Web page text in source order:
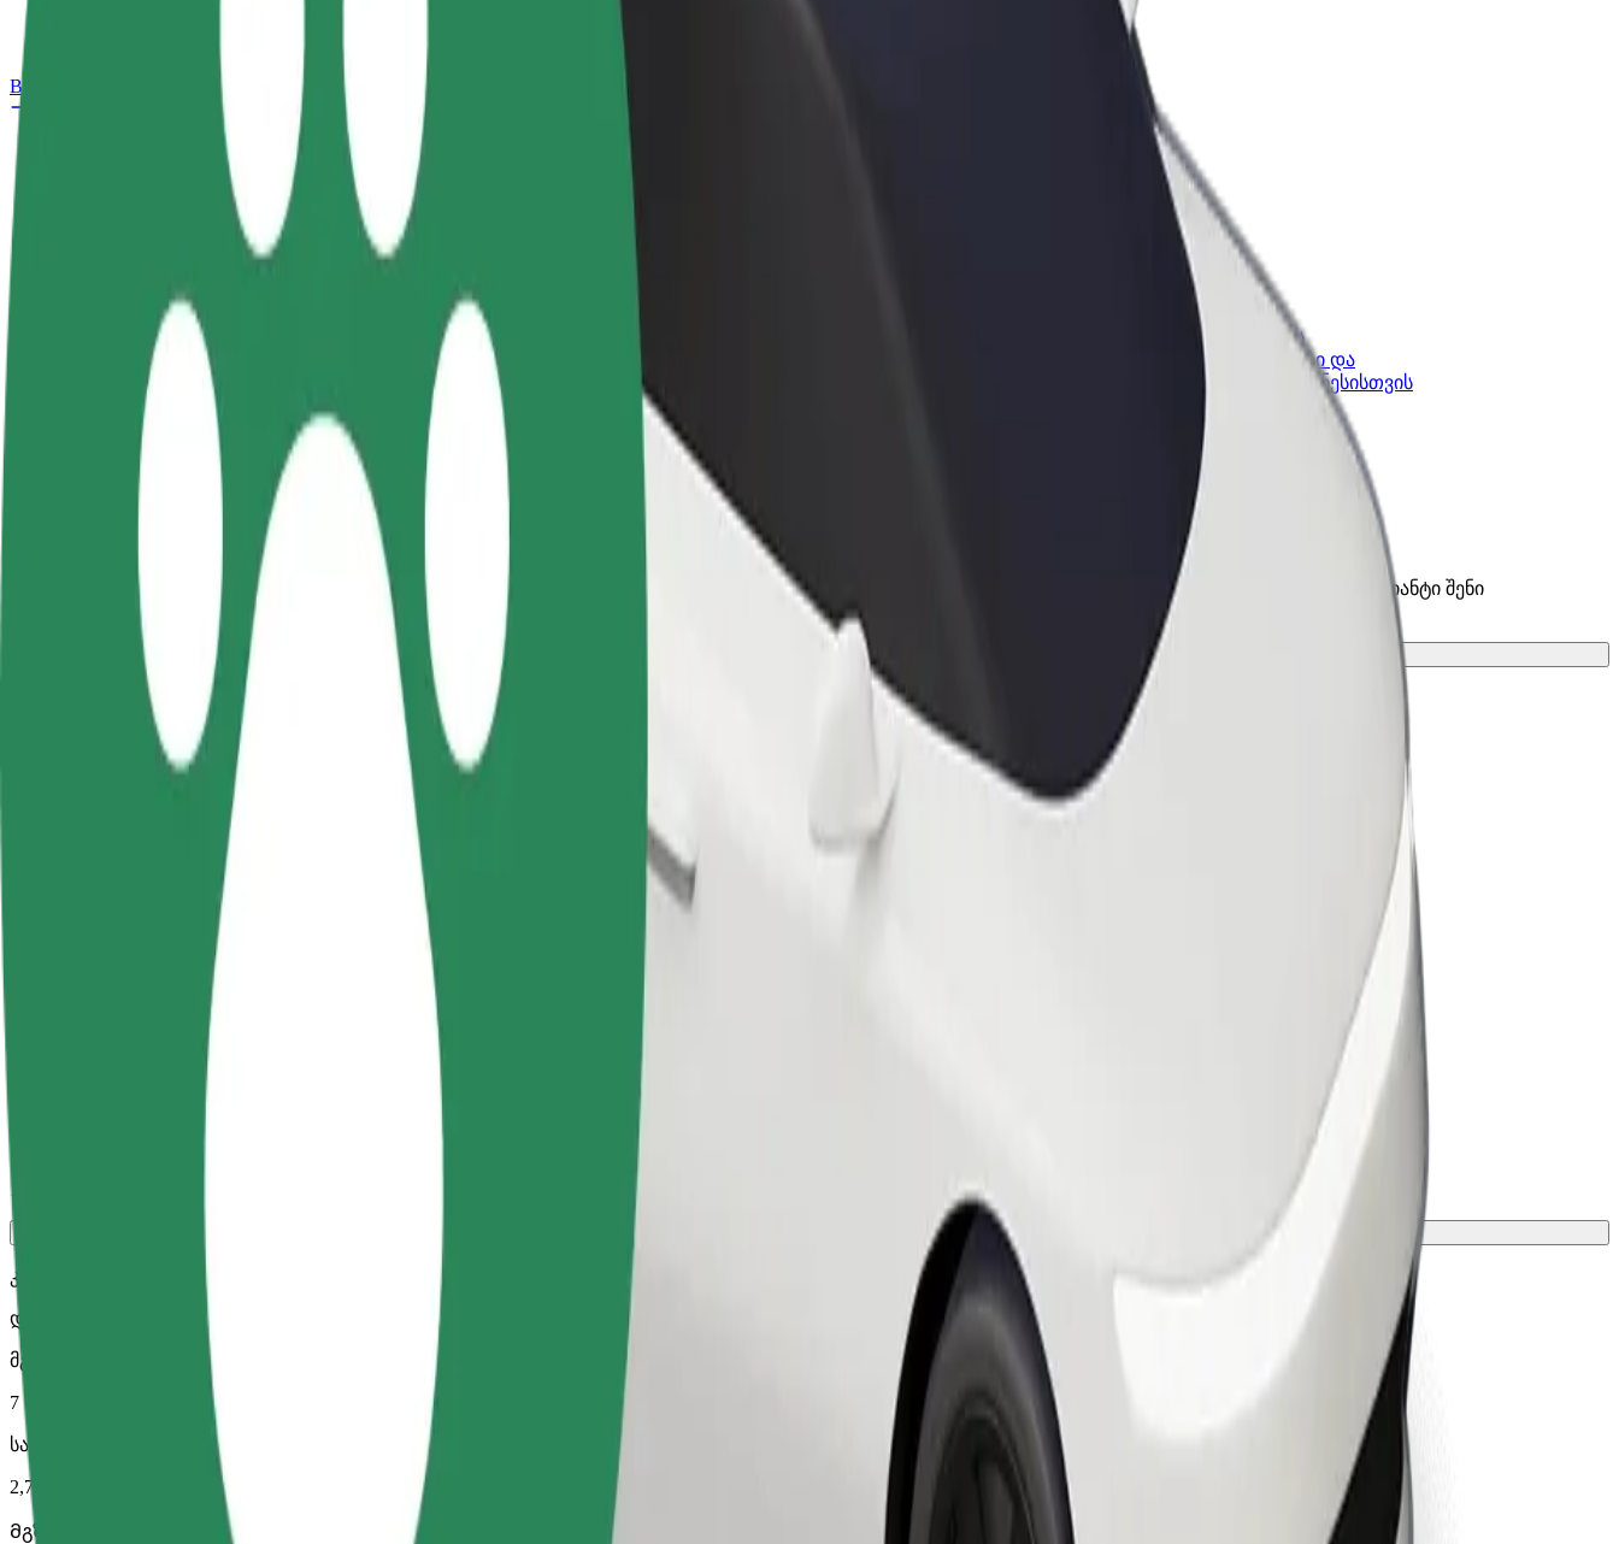
Bolt Plus
როგორ გავხდე გამომწერი
პარტნიორი
საკუთარი
გრაფიკით
შეასრულე შეკვეთები და გამოიმუშვე
თანხა ყოველკვირეულად
მოიზიდე მეტი მომხმარებელი
და გაზარდე გაყიდვები
Bolt ბიზნესისთვის
Bolt-ის პროდუქტები და
სერვისები, შენი ბიზნესისთვის
როგორ მივიდეთ Dworzec tymczasowy Olsztyn Główny დან Szpital Wojewódzki მდე
Dworzec tymczasowy Olsztyn Główny დან Szpital Wojewódzki მდე გადაადგილების საუკეთესო გზას ეძებ? აღმოაჩინე ჩვენი სერვისები და იპოვე საუკეთესო ვარიანტი შენი
მგზავრობისთვის.
გადმოწერე აპლიკაცია
Dworzec tymczasowy Olsztyn Główny
Szpital Wojewódzki
კომფორტი და სიმარტივე შენს ხელთაა!
სანდო მგზავრობები ყოველდღიური საშუალო ზომის ავტომობილებით.
მგზავრობის სავარაუდო დრო
სავარაუდო ფასი
13,20 PLN
კომფორტი
დიდი მანქანები მეტი სივრცით
მგზავრობის სავარაუდო დრო
7 წთ
სავარაუდო მანძილი
2,7 კმ
Მგზავრი